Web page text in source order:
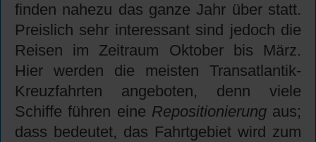
finden nahezu das ganze Jahr über statt.
Preislich sehr interessant sind jedoch die
Reisen im Zeitraum Oktober bis März.
Hier werden die meisten Transatlantik-
Kreuzfahrten angeboten, denn viele
Schiffe führen eine Repositionierung aus;
dass bedeutet, das Fahrtgebiet wird zum